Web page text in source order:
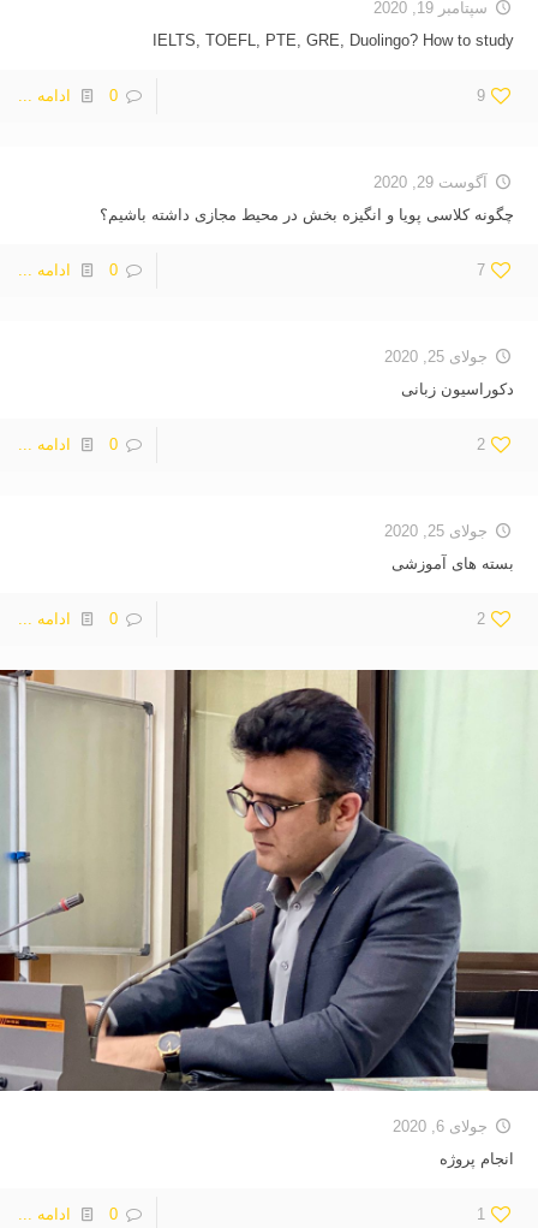
سپتامبر 19, 2020
IELTS, TOEFL, PTE, GRE, Duolingo? How to study
9
0 ادامه ...
آگوست 29, 2020
چگونه کلاسی پویا و انگیزه بخش در محیط مجازى داشته باشیم؟
7
0 ادامه ...
جولای 25, 2020
دکوراسیون زبانی
2
0 ادامه ...
جولای 25, 2020
بسته های آموزشی
2
0 ادامه ...
جولای 6, 2020
انجام پروژه
1
0 ادامه ...